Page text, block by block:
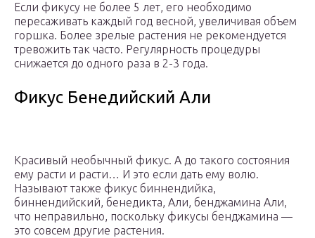
Если фикусу не более 5 лет, его необходимо
пересаживать каждый год весной, увеличивая объем
горшка. Более зрелые растения не рекомендуется
тревожить так часто. Регулярность процедуры
снижается до одного раза в 2-3 года.
Фикус Бенедийский Али
Красивый необычный фикус. А до такого состояния
ему расти и расти… И это если дать ему волю.
Называют также фикус биннендийка,
биннендийский, бенедикта, Али, бенджамина Али,
что неправильно, поскольку фикусы бенджамина —
это совсем другие растения.